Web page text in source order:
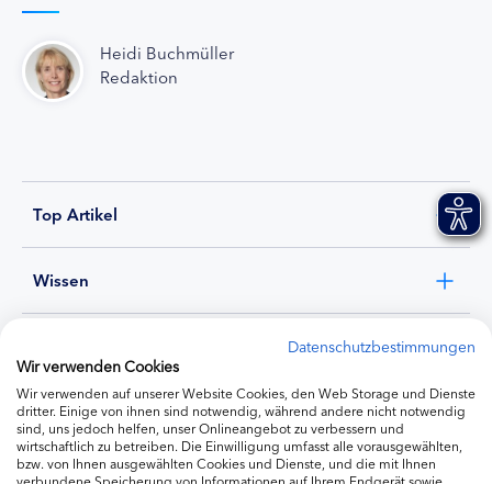
Heidi Buchmüller
Redaktion
Top Artikel
Wissen
Ernährung
Produkte
Datenschutzbestimmungen
Wir verwenden Cookies
Wir verwenden auf unserer Website Cookies, den Web Storage und Dienste
dritter. Einige von ihnen sind notwendig, während andere nicht notwendig
sind, uns jedoch helfen, unser Onlineangebot zu verbessern und
wirtschaftlich zu betreiben. Die Einwilligung umfasst alle vorausgewählten,
bzw. von Ihnen ausgewählten Cookies und Dienste, und die mit Ihnen
verbundene Speicherung von Informationen auf Ihrem Endgerät sowie